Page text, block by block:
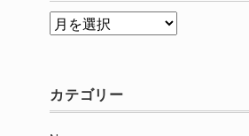
月
カテゴリー